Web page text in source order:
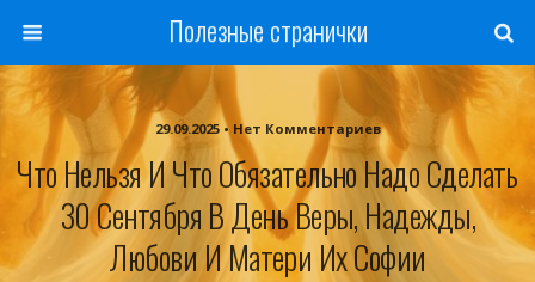
Полезные странички
29.09.2025 • Нет Комментариев
Что Нельзя И Что Обязательно Надо Сделать
30 Сентября В День Веры, Надежды,
Любови И Матери Их Софии